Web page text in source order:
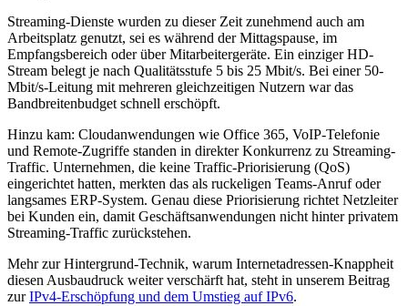
Streaming-Dienste wurden zu dieser Zeit zunehmend auch am
Arbeitsplatz genutzt, sei es während der Mittagspause, im
Empfangsbereich oder über Mitarbeitergeräte. Ein einziger HD-
Stream belegt je nach Qualitätsstufe 5 bis 25 Mbit/s. Bei einer 50-
Mbit/s-Leitung mit mehreren gleichzeitigen Nutzern war das
Bandbreitenbudget schnell erschöpft.
Hinzu kam: Cloudanwendungen wie Office 365, VoIP-Telefonie
und Remote-Zugriffe standen in direkter Konkurrenz zu Streaming-
Traffic. Unternehmen, die keine Traffic-Priorisierung (QoS)
eingerichtet hatten, merkten das als ruckeligen Teams-Anruf oder
langsames ERP-System. Genau diese Priorisierung richtet Netzleiter
bei Kunden ein, damit Geschäftsanwendungen nicht hinter privatem
Streaming-Traffic zurückstehen.
Mehr zur Hintergrund-Technik, warum Internetadressen-Knappheit
diesen Ausbaudruck weiter verschärft hat, steht in unserem Beitrag
zurIPv4-Erschöpfung und dem Umstieg auf IPv6.